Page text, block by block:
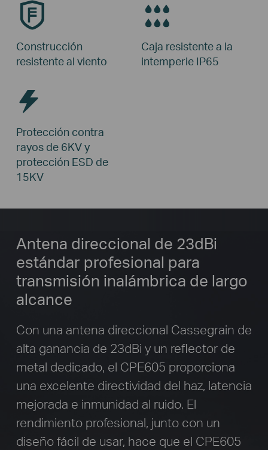
Construcción
resistenteal viento
Caja resistente a la
intemperie IP65
Protección contra
rayos de 6KV y
protección ESD de
15KV
Antena direccional de 23dBi
estándar profesional para
transmisión inalámbrica de largo
alcance
Con una antena direccional Cassegrain de
alta ganancia de 23dBi y un reflector de
metal dedicado, el CPE605 proporciona
una excelente directividad del haz, latencia
mejorada e inmunidad al ruido. El
rendimiento profesional, junto con un
diseño fácil de usar, hace que el CPE605